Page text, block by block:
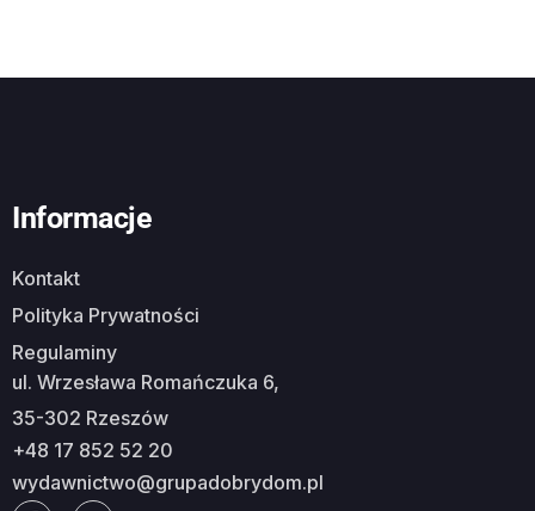
Informacje
Kontakt
Polityka Prywatności
Regulaminy
ul. Wrzesława Romańczuka 6,
35-302 Rzeszów
+48 17 852 52 20
wydawnictwo@grupadobrydom.pl